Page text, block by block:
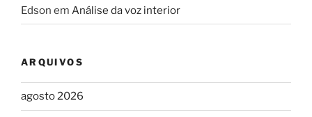
Edson em Análise da voz interior
ARQUIVOS
agosto 2026